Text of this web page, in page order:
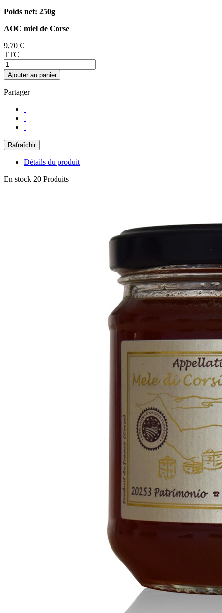
Poids net: 250g
AOC miel de Corse
9,70 €
TTC
Ajouter au panier
Partager
Détails du produit
En stock 20 Produits